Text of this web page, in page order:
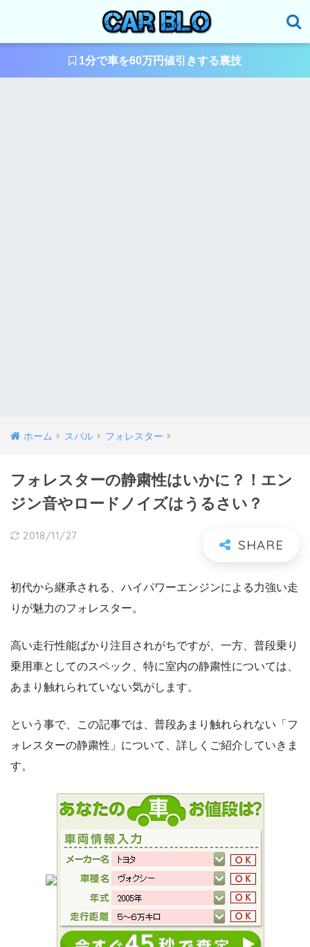
1分で車を60万円値引きする裏技
ホーム スバル フォレスター
フォレスターの静粛性はいかに？！エン
ジン音やロードノイズはうるさい？
2018/11/27
初代から継承される、ハイパワーエンジンによる力強い走
りが魅力のフォレスター。
高い走行性能ばかり注目されがちですが、一方、普段乗り
乗用車としてのスペック、特に室内の静粛性については、
あまり触れられていない気がします。
という事で、この記事では、普段あまり触れられない「フ
ォレスターの静粛性」について、詳しくご紹介していきま
す。